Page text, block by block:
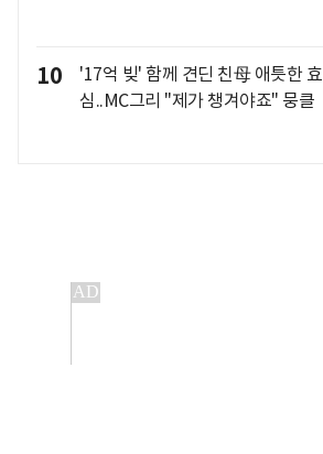
10
'17억 빚' 함께 견딘 친母 애틋한 효
심..MC그리 "제가 챙겨야죠" 뭉클